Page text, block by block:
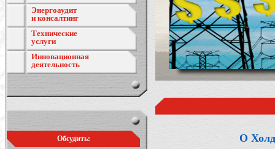
Энергоаудит
и консалтинг
Технические
услуги
Инновационная
деятельность
Обсудить: О